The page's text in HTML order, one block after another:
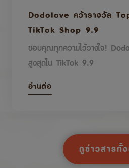
Dodolove คว้ารางวัล
TikTok Shop 9.9
ขอบคุณทุกความไว้วางใจ!
สูงสุดใน TikTok 9.9
อ่านต่อ
ดูข่าวสารทั้